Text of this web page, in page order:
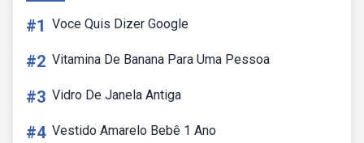
#1 Voce Quis Dizer Google
#2 Vitamina De Banana Para Uma Pessoa
#3 Vidro De Janela Antiga
#4 Vestido Amarelo Bebê 1 Ano